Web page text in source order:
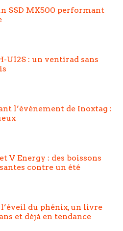
SSD MX500 performant
U12S : un ventirad sans
l’événement de Inoxtag :
V Energy : des boissons
contre un été
du phénix, un livre
et déjà en tendance